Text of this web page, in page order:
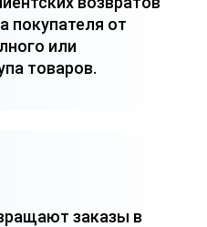
покупателя от
или
товаров.
заказы в